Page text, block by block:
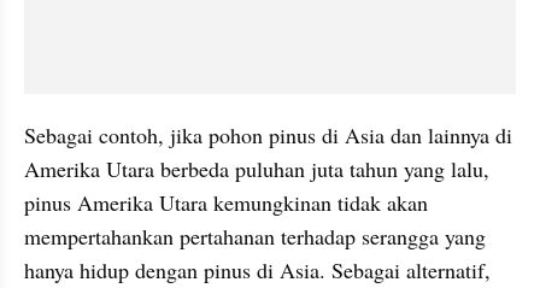
Sebagai contoh, jika pohon pinus di Asia dan lainnya di
Amerika Utara berbeda puluhan juta tahun yang lalu,
pinus Amerika Utara kemungkinan tidak akan
mempertahankan pertahanan terhadap serangga yang
hanya hidup dengan pinus di Asia. Sebagai alternatif,